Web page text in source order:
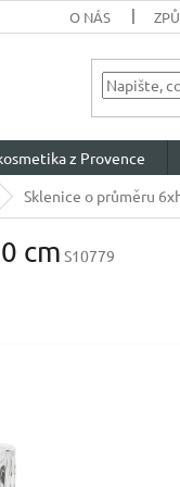
O NÁS
z Provence
Sklenice o průměru
cm S10779